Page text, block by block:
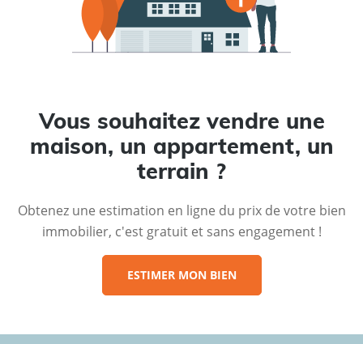
Vous souhaitez vendre une
maison, un appartement, un
terrain ?
Obtenez une estimation en ligne du prix de votre bien
immobilier, c'est gratuit et sans engagement !
ESTIMER MON BIEN